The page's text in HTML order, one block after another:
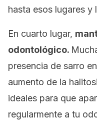
hasta esos lugares y
En cuarto lugar,
odontológico.
presencia de sarro
aumento de la
ideales para que
regularmente a tu